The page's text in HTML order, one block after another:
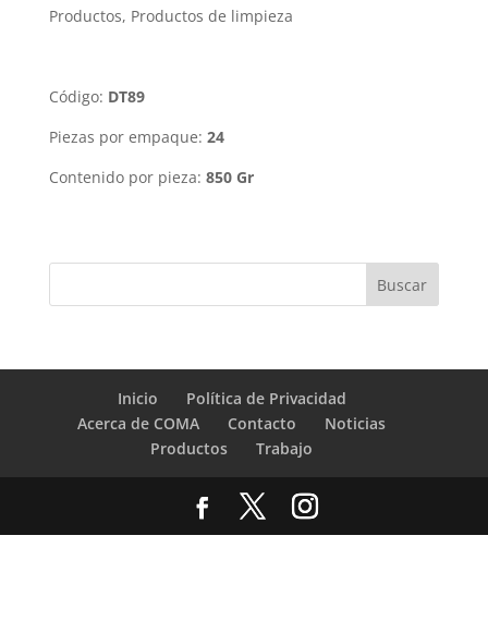
Productos, Productos de limpieza
Código: DT89
Piezas por empaque: 24
Contenido por pieza: 850 Gr
Inicio
Política de Privacidad
Acerca de COMA
Contacto
Noticias
Productos
Trabajo